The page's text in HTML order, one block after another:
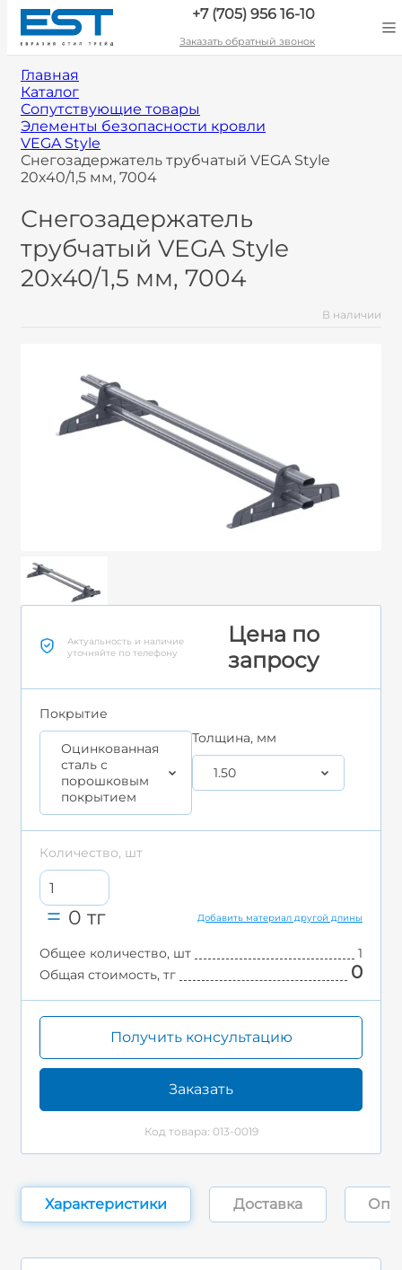
+7 (705) 956 16-10
Заказать обратный звонок
Главная
Каталог
Сопутствующие товары
Элементы безопасности кровли
VEGA Style
Снегозадержатель трубчатый VEGA Style
20x40/1,5 мм, 7004
Снегозадержатель
трубчатый VEGA Style
20x40/1,5 мм, 7004
В наличии
Актуальность и наличие
уточняйте по телефону
Цена по
запросу
Покрытие
Оцинкованная
сталь с
порошковым
покрытием
Толщина, мм
1.50
Количество, шт
0 тг Добавить материал другой длины
Общее количество, шт
1
Общая стоимость, тг
0
Получить консультацию
Заказать
Код товара: 013-0019
Характеристики Доставка